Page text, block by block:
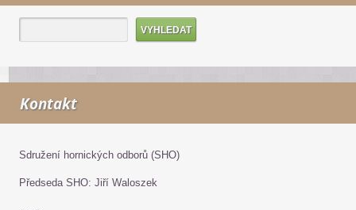
Kontakt
Sdružení hornických odborů (SHO)
Předseda SHO: Jiří Waloszek